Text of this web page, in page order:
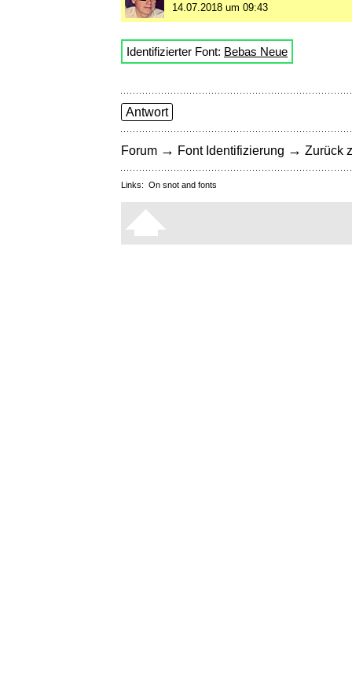
14.07.2018 um 09:43
Identifizierter Font: Bebas Neue
Antwort
Forum → Font Identifizierung → Zurück
Links: On snot and fonts